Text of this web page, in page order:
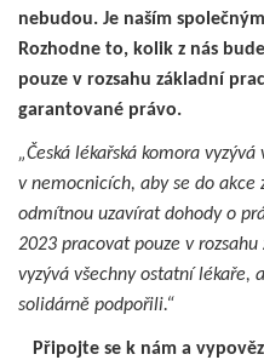
nebudou. Je naším
Rozhodne to, kolik z nás
pouze v rozsahu základní
garantované právo.
„Česká lékařská komora
v nemocnicích, aby se do
odmítnou uzavírat dohody o
2023 pracovat pouze v
vyzývá všechny ostatní lékaře,
solidárně podpořili.“
Připojte se k nám a